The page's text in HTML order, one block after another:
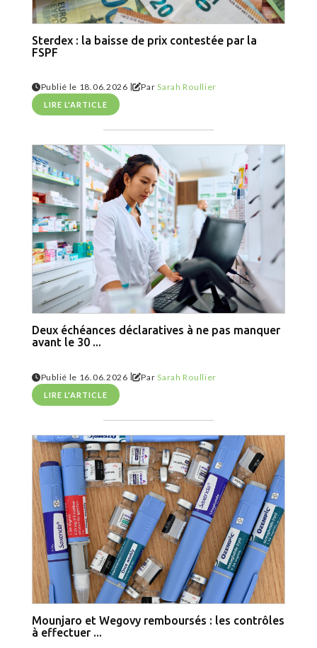
Sterdex : la baisse de prix contestée par la
FSPF
Publié le 18.06.2026 | ParSarah Roullier
LIRE L'ARTICLE
Deux échéances déclaratives à ne pas manquer
avant le 30 ...
Publié le 16.06.2026 | ParSarah Roullier
LIRE L'ARTICLE
Mounjaro et Wegovy remboursés : les contrôles
à effectuer ...